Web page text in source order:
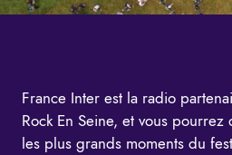
France Inter est la radio
Rock En Seine, et vous
les plus grands moments du